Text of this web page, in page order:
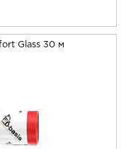
Glass 30 м